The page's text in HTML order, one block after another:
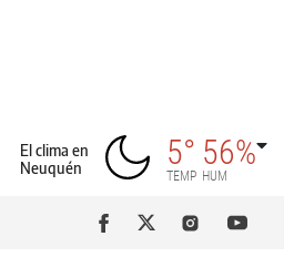
El clima en
Neuquén
5°
TEMP
56%
HUM